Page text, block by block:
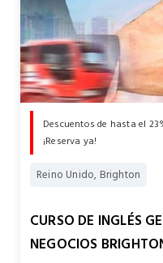
Descuentos de hasta el
¡Reserva ya!
Reino Unido, Brighton
CURSO DE INGLÉS
NEGOCIOS